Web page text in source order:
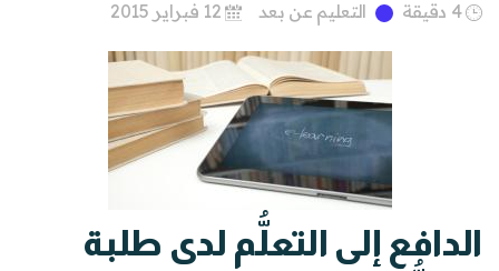
4 دقيقة
التعليم عن بعد 12 فبراير 2015
الدافع إلى التعلُّم لدى طلبة